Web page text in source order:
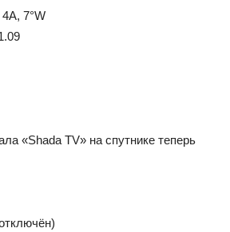
7°W
«Shada TV» на спутнике теперь